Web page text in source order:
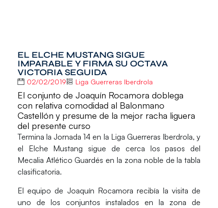
EL ELCHE MUSTANG SIGUE
IMPARABLE Y FIRMA SU OCTAVA
VICTORIA SEGUIDA
02/02/2019 Liga Guerreras Iberdrola
El conjunto de Joaquín Rocamora doblega
con relativa comodidad al Balonmano
Castellón y presume de la mejor racha liguera
del presente curso
Termina la Jornada 14 en la Liga Guerreras Iberdrola, y
el Elche Mustang sigue de cerca los pasos del
Mecalia Atlético Guardés en la zona noble de la tabla
clasificatoria.
El equipo de Joaquín Rocamora recibía la visita de
uno de los conjuntos instalados en la zona de